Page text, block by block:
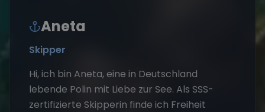
Aneta
Skipper
Hi, ich bin Aneta, eine in Deutschland
lebende Polin mit Liebe zur See. Als SSS-
zertifizierte Skipperin finde ich Freiheit